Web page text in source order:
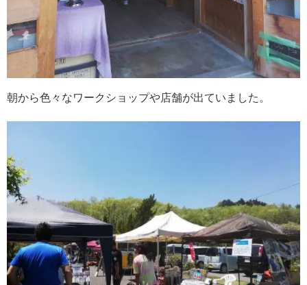
朝から色々なワークショップや店舗が出ていました。